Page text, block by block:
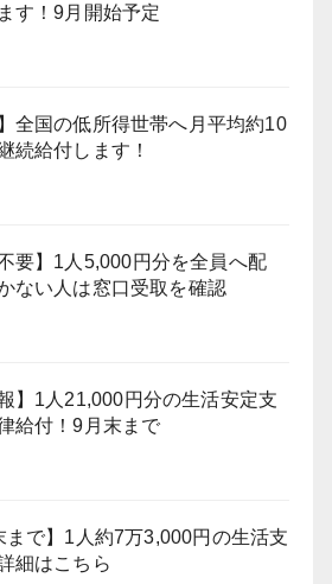
す！9月開始予定
】全国の低所得世帯へ月平均約10
続給付します！
不要】1人5,000円分を全員へ配
ない人は窓口受取を確認
報】1人21,000円分の生活安定支
給付！9月末まで
まで】1人約7万3,000円の生活支
細はこちら